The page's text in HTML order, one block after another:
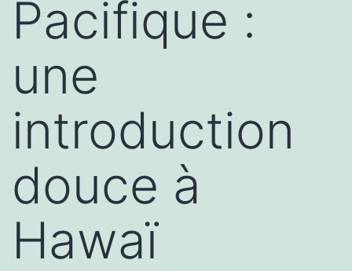
Pacifique :
une
introduction
douce à
Hawaï